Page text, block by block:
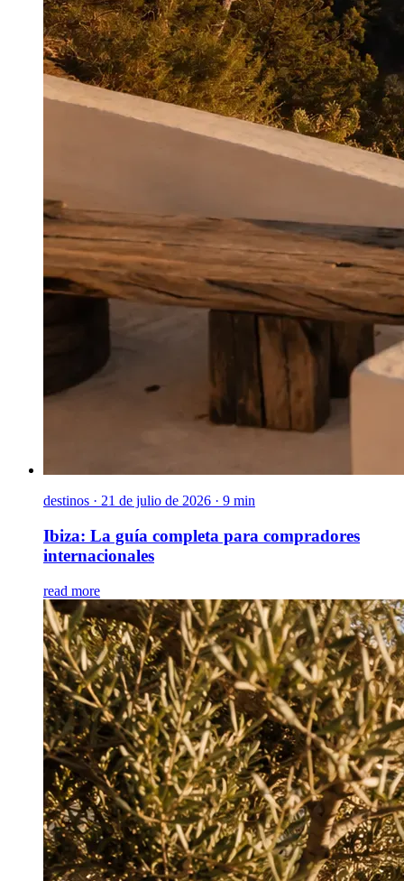
destinos · 21 de julio de 2026 · 9 min
Ibiza: La guía completa para compradores
internacionales
read more